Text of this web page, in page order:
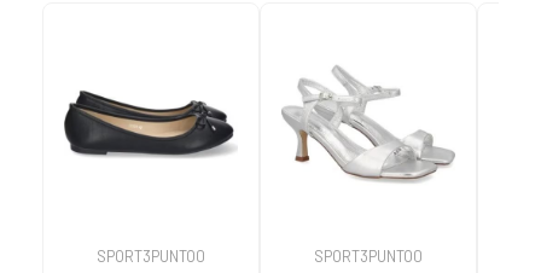
SPORT3PUNTO0 SPORT3PUNTO0